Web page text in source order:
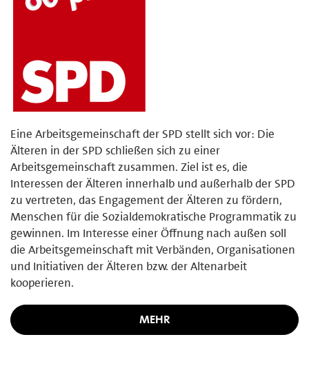
Eine Arbeitsgemeinschaft der SPD stellt sich vor: Die
Älteren in der SPD schließen sich zu einer
Arbeitsgemeinschaft zusammen. Ziel ist es, die
Interessen der Älteren innerhalb und außerhalb der SPD
zu vertreten, das Engagement der Älteren zu fördern,
Menschen für die Sozialdemokratische Programmatik zu
gewinnen. Im Interesse einer Öffnung nach außen soll
die Arbeitsgemeinschaft mit Verbänden, Organisationen
und Initiativen der Älteren bzw. der Altenarbeit
kooperieren.
MEHR